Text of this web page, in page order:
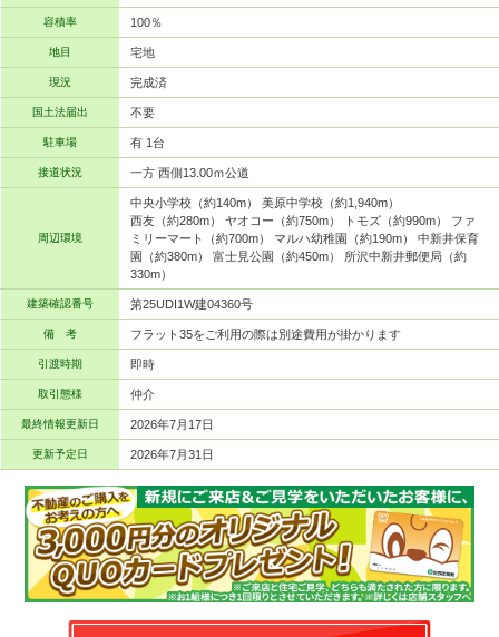
容積率 100％
地目 宅地
現況 完成済
国土法届出 不要
駐車場 有 1台
接道状況 一方 西側13.00ｍ公道
周辺環境
中央小学校（約140m） 美原中学校（約1,940m）
西友（約280m） ヤオコー（約750m） トモズ（約990m） ファ
ミリーマート（約700m） マルハ幼稚園（約190m） 中新井保育
園（約380m） 富士見公園（約450m） 所沢中新井郵便局（約
330m）
建築確認番号 第25UDI1W建04360号
備 考 フラット35をご利用の際は別途費用が掛かります
引渡時期 即時
取引態様 仲介
最終情報更新日 2026年7月17日
更新予定日 2026年7月31日